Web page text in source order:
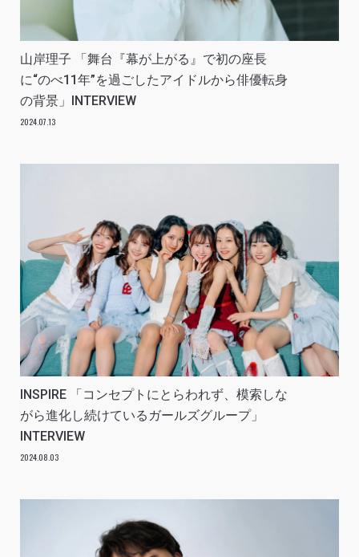
山岸理子 「舞台『幕が上がる』で初の座長
に“のべ11年”を過ごしたアイドルから俳優転身
の背景」INTERVIEW
2024.07.13
INSPIRE 「コンセプトにとらわれず、模索しな
がら進化し続けているガールズグループ」
INTERVIEW
2024.08.03